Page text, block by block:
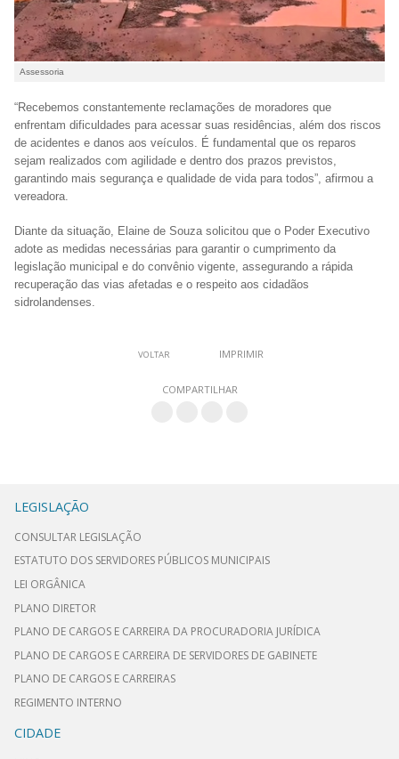
Assessoria
“Recebemos constantemente reclamações de moradores que
enfrentam dificuldades para acessar suas residências, além dos riscos
de acidentes e danos aos veículos. É fundamental que os reparos
sejam realizados com agilidade e dentro dos prazos previstos,
garantindo mais segurança e qualidade de vida para todos”, afirmou a
vereadora.
Diante da situação, Elaine de Souza solicitou que o Poder Executivo
adote as medidas necessárias para garantir o cumprimento da
legislação municipal e do convênio vigente, assegurando a rápida
recuperação das vias afetadas e o respeito aos cidadãos
sidrolandenses.
VOLTAR IMPRIMIR
COMPARTILHAR
LEGISLAÇÃO
CONSULTAR LEGISLAÇÃO
ESTATUTO DOS SERVIDORES PÚBLICOS MUNICIPAIS
LEI ORGÂNICA
PLANO DIRETOR
PLANO DE CARGOS E CARREIRA DA PROCURADORIA JURÍDICA
PLANO DE CARGOS E CARREIRA DE SERVIDORES DE GABINETE
PLANO DE CARGOS E CARREIRAS
REGIMENTO INTERNO
CIDADE